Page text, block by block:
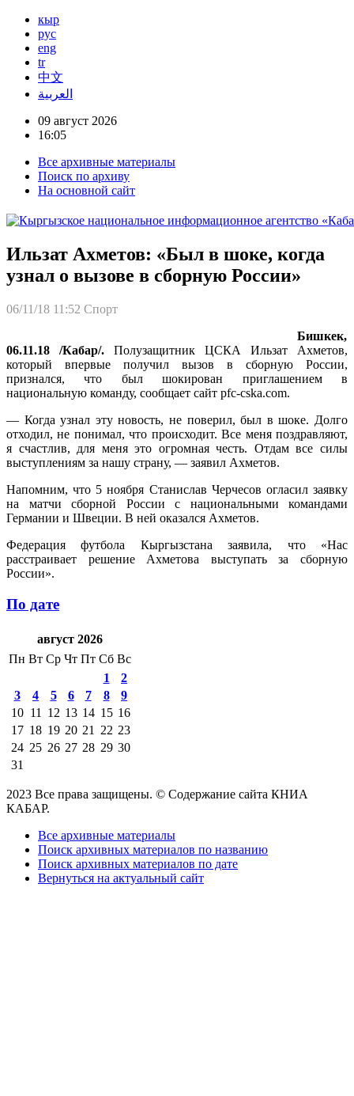
кыр
рус
eng
tr
中文
العربية
09 август 2026
16:05
Все архивные материалы
Поиск по архиву
На основной сайт
Ильзат Ахметов: «Был в шоке, когда
узнал о вызове в сборную России»
06/11/18 11:52 Спорт
Бишкек,
06.11.18 /Кабар/. Полузащитник ЦСКА Ильзат Ахметов,
который впервые получил вызов в сборную России,
признался, что был шокирован приглашением в
национальную команду, сообщает сайт pfc-cska.com.
— Когда узнал эту новость, не поверил, был в шоке. Долго
отходил, не понимал, что происходит. Все меня поздравляют,
я счастлив, для меня это огромная честь. Отдам все силы
выступлениям за нашу страну, — заявил Ахметов.
Напомним, что 5 ноября Станислав Черчесов огласил заявку
на матчи сборной России с национальными командами
Германии и Швеции. В ней оказался Ахметов.
Федерация футбола Кыргызстана заявила, что «Нас
расстраивает решение Ахметова выступать за сборную
России».
По дате
август 2026
Пн Вт Ср Чт Пт Сб Вс
1
2
3
4 5 6 7 8
9
10 11 12 13 14 15 16
17 18 19 20 21 22 23
24 25 26 27 28 29 30
31
2023 Все права защищены. © Содержание сайта КНИА
КАБАР.
Все архивные материалы
Поиск архивных материалов по названию
Поиск архивных материалов по дате
Вернуться на актуальный сайт